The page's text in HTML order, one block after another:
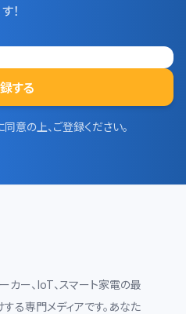
す！
する
同意の上、ご登録ください。
ー、IoT、スマート家電の最
る専門メディアです。あなた